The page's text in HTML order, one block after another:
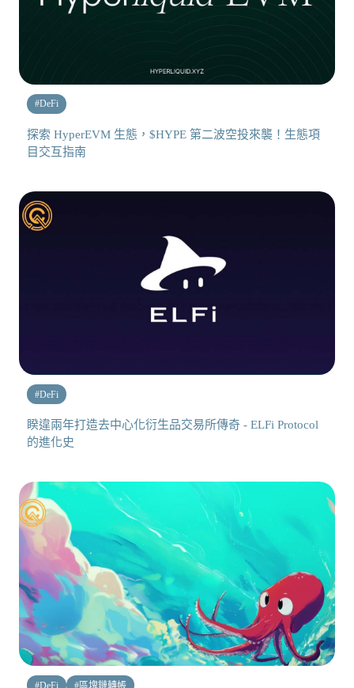
#DeFi
探索 HyperEVM 生態，$HYPE 第二波空投來襲！生態項
目交互指南
#DeFi
睽違兩年打造去中心化衍生品交易所傳奇 - ELFi Protocol
的進化史
#DeFi #區塊鏈轉帳